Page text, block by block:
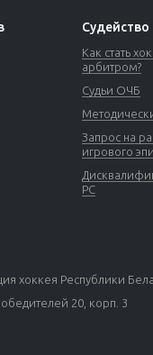
Судейство
Как стать
арбитром?
Судьи ОЧБ
Запрос на
игрового
РС
хоккея Республики
20, корп. 3